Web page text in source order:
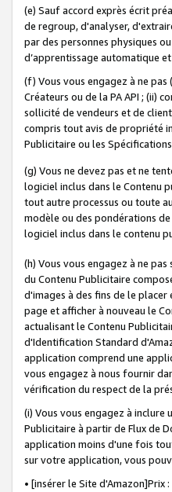
(e) Sauf accord exprès écrit
de regroup, d'analyser,
par des personnes physiques
d’apprentissage automatique
(f) Vous vous engagez à ne
Créateurs ou de la PA API ; (ii)
sollicité de vendeurs et de
compris tout avis de propriété
Publicitaire ou les
(g) Vous ne devez pas et ne
logiciel inclus dans le Contenu
tout autre processus ou toute
modèle ou des pondérations de
logiciel inclus dans le contenu
(h) Vous vous engagez à ne
du Contenu Publicitaire
d'images à des fins de le placer
page et afficher à nouveau le
actualisant le Contenu
d'Identification Standard
application comprend une
vous engagez à nous fournir
vérification du respect de la
(i) Vous vous engagez à
Publicitaire à partir de Flux de
application moins d'une fois
sur votre application, vous
• [insérer le Site